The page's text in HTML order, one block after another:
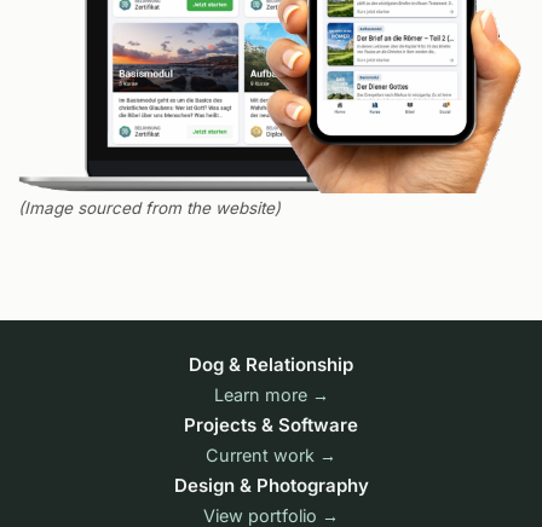
(Image sourced from the website)
Dog & Relationship
Learn more →
Projects & Software
Current work →
Design & Photography
View portfolio →